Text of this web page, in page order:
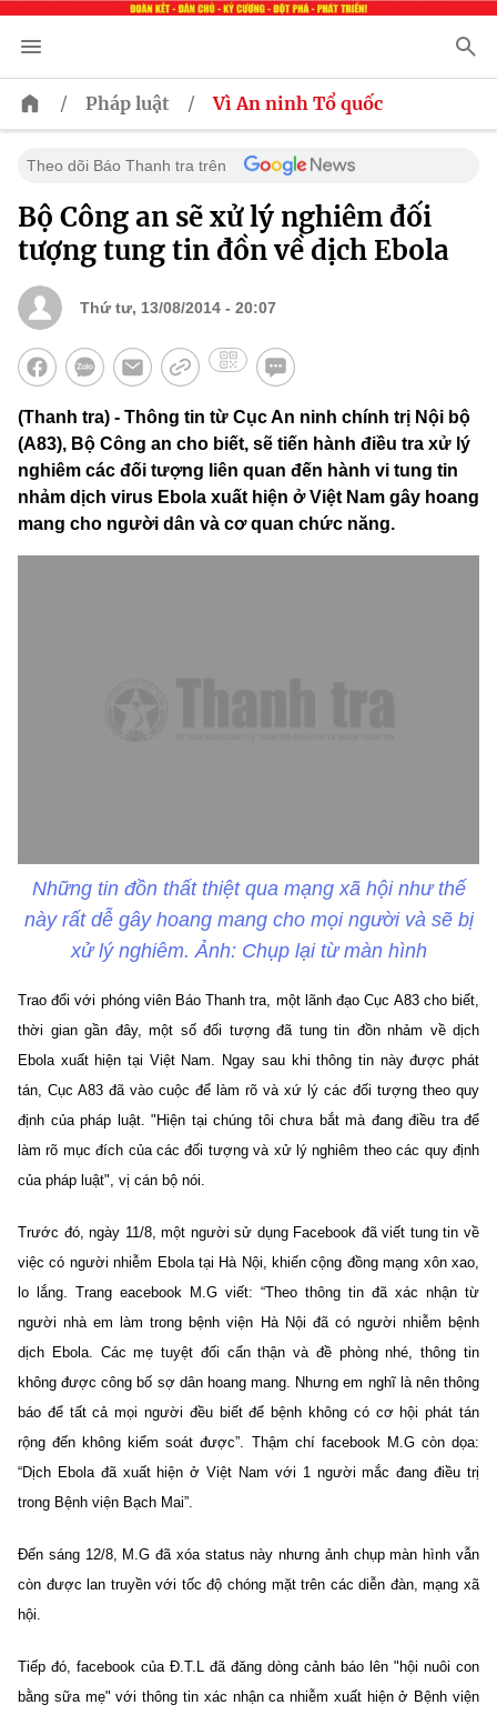
/ Pháp luật / Vì An ninh Tổ quốc
Theo dõi Báo Thanh tra trên
Bộ Công an sẽ xử lý nghiêm đối
tượng tung tin đồn về dịch Ebola
Thứ tư, 13/08/2014 - 20:07
(Thanh tra) - Thông tin từ Cục An ninh chính trị Nội bộ
(A83), Bộ Công an cho biết, sẽ tiến hành điều tra xử lý
nghiêm các đối tượng liên quan đến hành vi tung tin
nhảm dịch virus Ebola xuất hiện ở Việt Nam gây hoang
mang cho người dân và cơ quan chức năng.
Những tin đồn thất thiệt qua mạng xã hội như thế
này rất dễ gây hoang mang cho mọi người và sẽ bị
xử lý nghiêm. Ảnh: Chụp lại từ màn hình
Trao đổi với phóng viên Báo Thanh tra, một lãnh đạo Cục A83 cho biết,
thời gian gần đây, một số đối tượng đã tung tin đồn nhảm về dịch
Ebola xuất hiện tại Việt Nam. Ngay sau khi thông tin này được phát
tán, Cục A83 đã vào cuộc để làm rõ và xứ lý các đối tượng theo quy
định của pháp luật. "Hiện tại chúng tôi chưa bắt mà đang điều tra để
làm rõ mục đích của các đối tượng và xử lý nghiêm theo các quy định
của pháp luật", vị cán bộ nói.
Trước đó, ngày 11/8, một người sử dụng Facebook đã viết tung tin về
việc có người nhiễm Ebola tại Hà Nội, khiến cộng đồng mạng xôn xao,
lo lắng. Trang eacebook M.G viết: “Theo thông tin đã xác nhận từ
người nhà em làm trong bệnh viện Hà Nội đã có người nhiễm bệnh
dịch Ebola. Các mẹ tuyệt đối cẩn thận và đề phòng nhé, thông tin
không được công bố sợ dân hoang mang. Nhưng em nghĩ là nên thông
báo để tất cả mọi người đều biết để bệnh không có cơ hội phát tán
rộng đến không kiểm soát được”. Thậm chí facebook M.G còn dọa:
“Dịch Ebola đã xuất hiện ở Việt Nam với 1 người mắc đang điều trị
trong Bệnh viện Bạch Mai”.
Đến sáng 12/8, M.G đã xóa status này nhưng ảnh chụp màn hình vẫn
còn được lan truyền với tốc độ chóng mặt trên các diễn đàn, mạng xã
hội.
Tiếp đó, facebook của Đ.T.L đã đăng dòng cảnh báo lên "hội nuôi con
bằng sữa mẹ" với thông tin xác nhận ca nhiễm xuất hiện ở Bệnh viện